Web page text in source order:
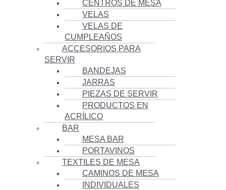
CENTROS DE MESA
VELAS
VELAS DE
CUMPLEAÑOS
ACCESORIOS PARA
SERVIR
BANDEJAS
JARRAS
PIEZAS DE SERVIR
PRODUCTOS EN
ACRÍLICO
BAR
MESA BAR
PORTAVINOS
TEXTILES DE MESA
CAMINOS DE MESA
INDIVIDUALES